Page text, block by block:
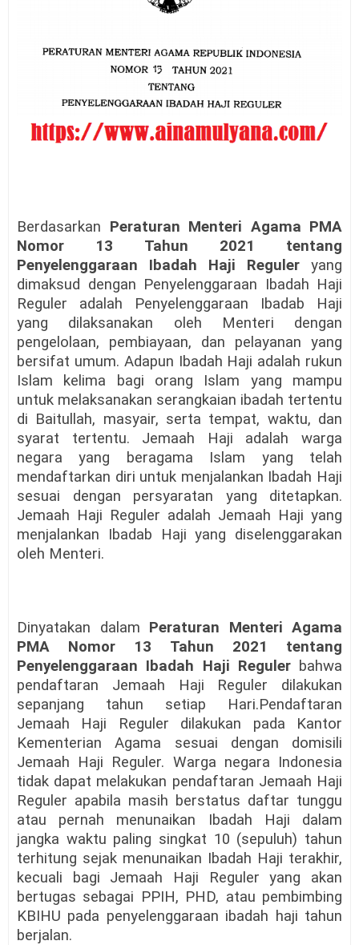
Berdasarkan Peraturan Menteri Agama PMA
Nomor 13 Tahun 2021 tentang
Penyelenggaraan Ibadah Haji Reguler yang
dimaksud dengan Penyelenggaraan Ibadah Haji
Reguler adalah Penyelenggaraan Ibadab Haji
yang dilaksanakan oleh Menteri dengan
pengelolaan, pembiayaan, dan pelayanan yang
bersifat umum. Adapun Ibadah Haji adalah rukun
Islam kelima bagi orang Islam yang mampu
untuk melaksanakan serangkaian ibadah tertentu
di Baitullah, masyair, serta tempat, waktu, dan
syarat tertentu. Jemaah Haji adalah warga
negara yang beragama Islam yang telah
mendaftarkan diri untuk menjalankan Ibadah Haji
sesuai dengan persyaratan yang ditetapkan.
Jemaah Haji Reguler adalah Jemaah Haji yang
menjalankan Ibadab Haji yang diselenggarakan
oleh Menteri.
Dinyatakan dalam Peraturan Menteri Agama
PMA Nomor 13 Tahun 2021 tentang
Penyelenggaraan Ibadah Haji Reguler bahwa
pendaftaran Jemaah Haji Reguler dilakukan
sepanjang tahun setiap Hari.Pendaftaran
Jemaah Haji Reguler dilakukan pada Kantor
Kementerian Agama sesuai dengan domisili
Jemaah Haji Reguler. Warga negara Indonesia
tidak dapat melakukan pendaftaran Jemaah Haji
Reguler apabila masih berstatus daftar tunggu
atau pernah menunaikan Ibadah Haji dalam
jangka waktu paling singkat 10 (sepuluh) tahun
terhitung sejak menunaikan Ibadah Haji terakhir,
kecuali bagi Jemaah Haji Reguler yang akan
bertugas sebagai PPIH, PHD, atau pembimbing
KBIHU pada penyelenggaraan ibadah haji tahun
berjalan.